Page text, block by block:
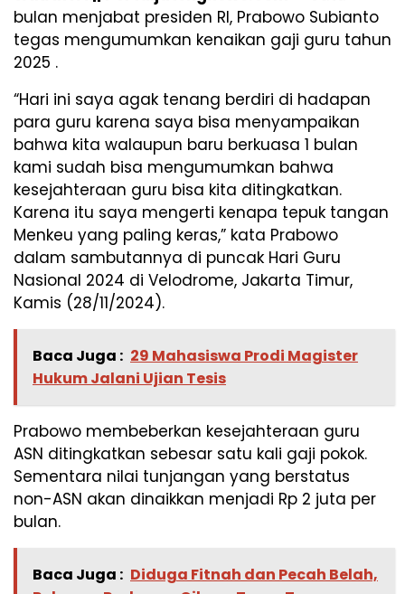
bulan menjabat presiden RI, Prabowo Subianto
tegas mengumumkan kenaikan gaji guru tahun
2025 .
“Hari ini saya agak tenang berdiri di hadapan
para guru karena saya bisa menyampaikan
bahwa kita walaupun baru berkuasa 1 bulan
kami sudah bisa mengumumkan bahwa
kesejahteraan guru bisa kita ditingkatkan.
Karena itu saya mengerti kenapa tepuk tangan
Menkeu yang paling keras,” kata Prabowo
dalam sambutannya di puncak Hari Guru
Nasional 2024 di Velodrome, Jakarta Timur,
Kamis (28/11/2024).
Baca Juga : 29 Mahasiswa Prodi Magister
Hukum Jalani Ujian Tesis
Prabowo membeberkan kesejahteraan guru
ASN ditingkatkan sebesar satu kali gaji pokok.
Sementara nilai tunjangan yang berstatus
non-ASN akan dinaikkan menjadi Rp 2 juta per
bulan.
Baca Juga : Diduga Fitnah dan Pecah Belah,